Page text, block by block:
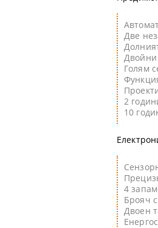
Две
Двойни
Голям
2
10
4
Брояч
Двоен